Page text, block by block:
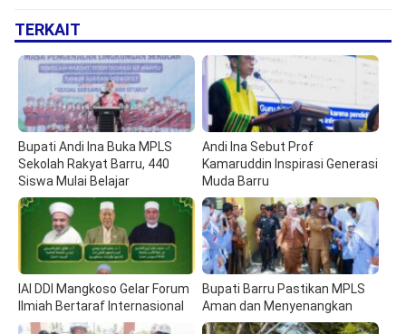
TERKAIT
Bupati Andi Ina Buka MPLS
Sekolah Rakyat Barru, 440
Siswa Mulai Belajar
Andi Ina Sebut Prof
Kamaruddin Inspirasi Generasi
Muda Barru
IAI DDI Mangkoso Gelar Forum
Ilmiah Bertaraf Internasional
Bupati Barru Pastikan MPLS
Aman dan Menyenangkan